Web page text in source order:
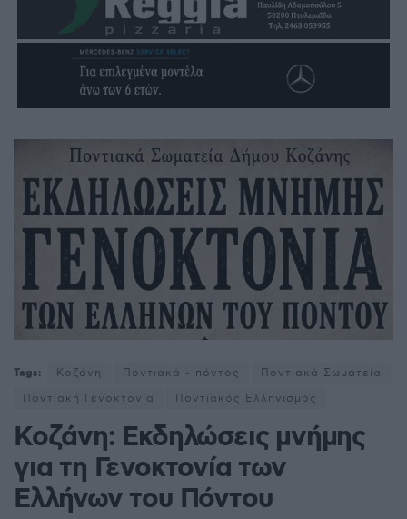
Tags: Κοζάνη Ποντιακά - πόντος
Ποντιακά Σωματεία
Ποντιακή Γενοκτονία
Ποντιακός Ελληνισμός
Κοζάνη: Εκδηλώσεις μνήμης
για τη Γενοκτονία των
Ελλήνων του Πόντου